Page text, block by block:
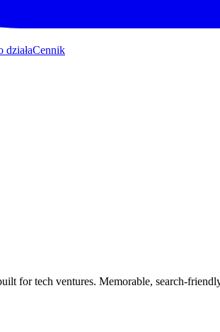
działaCennik
for tech ventures. Memorable, search-